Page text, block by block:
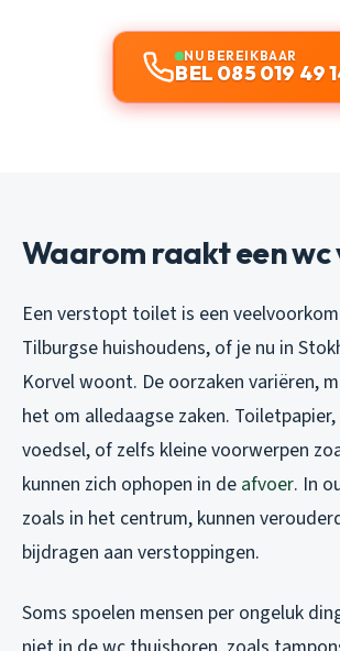
NU BEREIKBAAR
BEL 085 019 49
Waarom raakt een
Een verstopt toilet is een
Tilburgse huishoudens, of je nu in
Korvel woont. De oorzaken variëren,
het om alledaagse zaken.
voedsel, of zelfs kleine voorwerpen
kunnen zich ophopen in de afvoer. In
zoals in het centrum, kunnen
bijdragen aan verstoppingen.
Soms spoelen mensen per ongeluk